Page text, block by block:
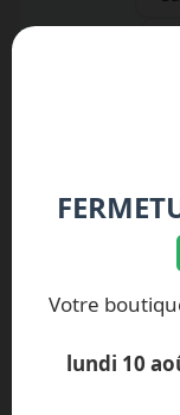
Votre
lundi 10